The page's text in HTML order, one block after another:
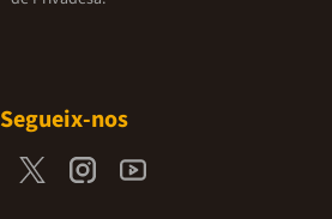
Segueix-nos